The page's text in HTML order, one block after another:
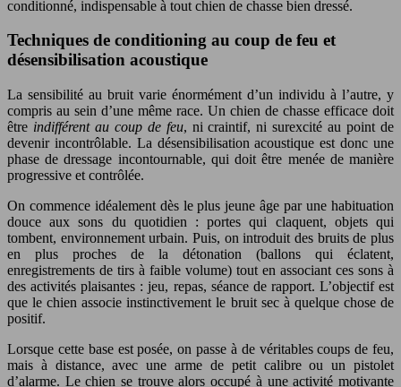
conditionné, indispensable à tout chien de chasse bien dressé.
Techniques de conditioning au coup de feu et
désensibilisation acoustique
La sensibilité au bruit varie énormément d’un individu à l’autre, y
compris au sein d’une même race. Un chien de chasse efficace doit
être indifférent au coup de feu, ni craintif, ni surexcité au point de
devenir incontrôlable. La désensibilisation acoustique est donc une
phase de dressage incontournable, qui doit être menée de manière
progressive et contrôlée.
On commence idéalement dès le plus jeune âge par une habituation
douce aux sons du quotidien : portes qui claquent, objets qui
tombent, environnement urbain. Puis, on introduit des bruits de plus
en plus proches de la détonation (ballons qui éclatent,
enregistrements de tirs à faible volume) tout en associant ces sons à
des activités plaisantes : jeu, repas, séance de rapport. L’objectif est
que le chien associe instinctivement le bruit sec à quelque chose de
positif.
Lorsque cette base est posée, on passe à de véritables coups de feu,
mais à distance, avec une arme de petit calibre ou un pistolet
d’alarme. Le chien se trouve alors occupé à une activité motivante